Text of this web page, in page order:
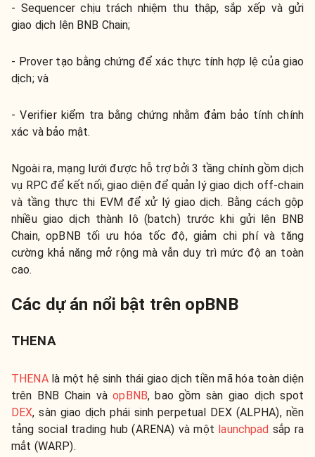
- Sequencer chịu trách nhiệm thu thập, sắp xếp và gửi
giao dịch lên BNB Chain;
- Prover tạo bằng chứng để xác thực tính hợp lệ của giao
dịch; và
- Verifier kiểm tra bằng chứng nhằm đảm bảo tính chính
xác và bảo mật.
Ngoài ra, mạng lưới được hỗ trợ bởi 3 tầng chính gồm dịch
vụ RPC để kết nối, giao diện để quản lý giao dịch off-chain
và tầng thực thi EVM để xử lý giao dịch. Bằng cách gộp
nhiều giao dịch thành lô (batch) trước khi gửi lên BNB
Chain, opBNB tối ưu hóa tốc độ, giảm chi phí và tăng
cường khả năng mở rộng mà vẫn duy trì mức độ an toàn
cao.
Các dự án nổi bật trên opBNB
THENA
THENAlà một hệ sinh thái giao dịch tiền mã hóa toàn diện
trên BNB Chain vàopBNB, bao gồm sàn giao dịch spot
DEX, sàn giao dịch phái sinh perpetual DEX (ALPHA), nền
tảng social trading hub (ARENA) và một launchpad sắp ra
mắt (WARP).